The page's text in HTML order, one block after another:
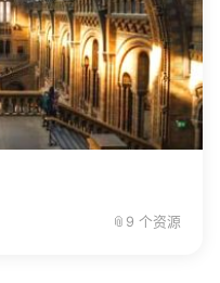
📎 9 个资源